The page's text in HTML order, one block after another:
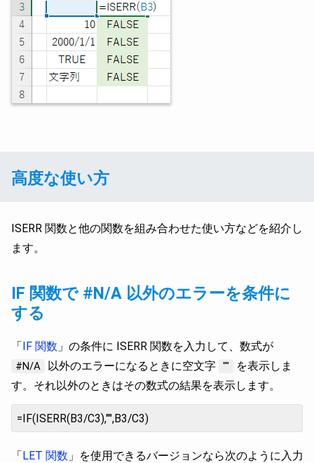
高度な使い方
ISERR 関数と他の関数を組み合わせた使い方などを紹介し
ます。
IF 関数で #N/A 以外のエラーを条件に
する
「IF 関数 」の条件に ISERR 関数を入力して、数式が
#N/A 以外のエラーになるときに空文字 ""
を表示しま
す。それ以外のときはその数式の結果を表示します。
=IF(ISERR(B3/C3),"",B3/C3)
「LET 関数 」を使用できるバージョンなら次のように入力